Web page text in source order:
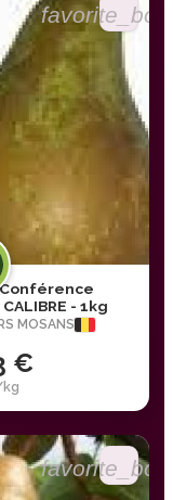
- 1kg
MOSANS
€